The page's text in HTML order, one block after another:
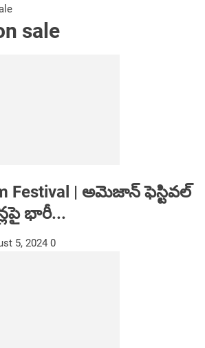
sale
Festival | అమెజాన్ ఫెస్టివ‌ల్
భారీ...
5, 2024 0